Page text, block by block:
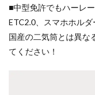
■中型免許でもハーレ
ETC2.0、スマホホルダ
国産の二気筒とは異な
てください！